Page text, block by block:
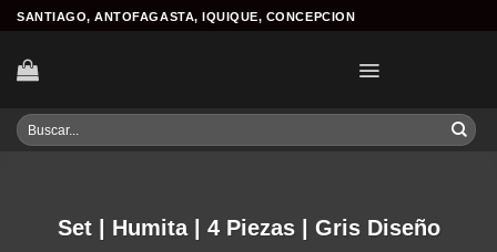
Skip
content
SANTIAGO, ANTOFAGASTA, IQUIQUE, CONCEPCION
Buscar
por:
Set | Humita | 4 Piezas | Gris Diseño